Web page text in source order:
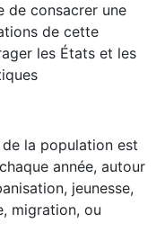
de consacrer une
de cette
les États et les
la population est
année, autour
jeunesse,
migration, ou